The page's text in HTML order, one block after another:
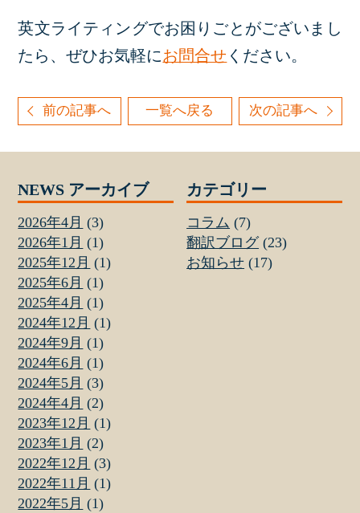
英文ライティングでお困りごとがございまし
たら、ぜひお気軽にお問合せ ください。
前の記事へ 次の記事へ
一覧へ戻る
NEWS アーカイブ
2026年4月 (3)
2026年1月 (1)
2025年12月 (1)
2025年6月 (1)
2025年4月 (1)
2024年12月 (1)
2024年9月 (1)
2024年6月 (1)
2024年5月 (3)
2024年4月 (2)
2023年12月 (1)
2023年1月 (2)
2022年12月 (3)
2022年11月 (1)
2022年5月 (1)
カテゴリー
コラム (7)
翻訳ブログ(23)
お知らせ (17)